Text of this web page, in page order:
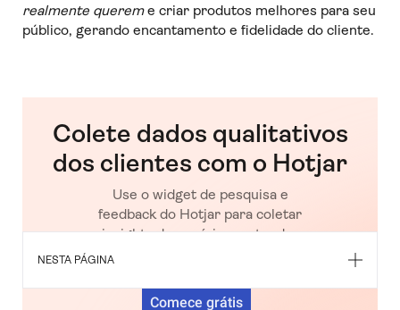
realmente quereme criar produtos melhores para seu
público, gerando encantamento e fidelidade do cliente.
Colete dados qualitativos
dos clientes com o Hotjar
Use o widget de pesquisa e
feedback do Hotjar para coletar
insights do usuário e entender
Comece grátis
NESTA PÁGINA